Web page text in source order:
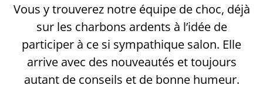
Vous y trouverez notre équipe de choc, déjà
sur les charbons ardents à l’idée de
participer à ce si sympathique salon. Elle
arrive avec des nouveautés et toujours
autant de conseils et de bonne humeur.